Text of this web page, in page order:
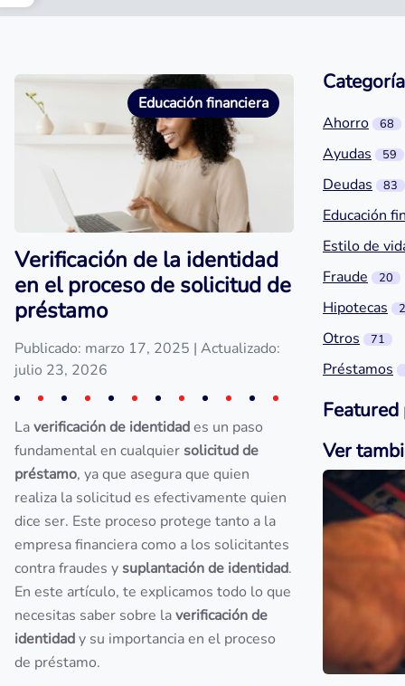
Educación financiera
Verificación de la identidad
en el proceso de solicitud de
préstamo
Publicado: marzo 17, 2025 | Actualizado:
julio 23, 2026
Laverificación de identidades un paso
fundamental en cualquiersolicitud de
préstamo, ya que asegura que quien
realiza la solicitud es efectivamente quien
dice ser. Este proceso protege tanto a la
empresa financiera como a los solicitantes
contra fraudes ysuplantación de identidad.
En este artículo, te explicamos todo lo que
necesitas saber sobre laverificación de
identidady su importancia en el proceso
de préstamo.
Ahorro 68
Ayudas 59
Deudas 83
Educación
Estilo de
Fraude
20
Hipotecas
Otros 71
Préstamos
Featured
Ver